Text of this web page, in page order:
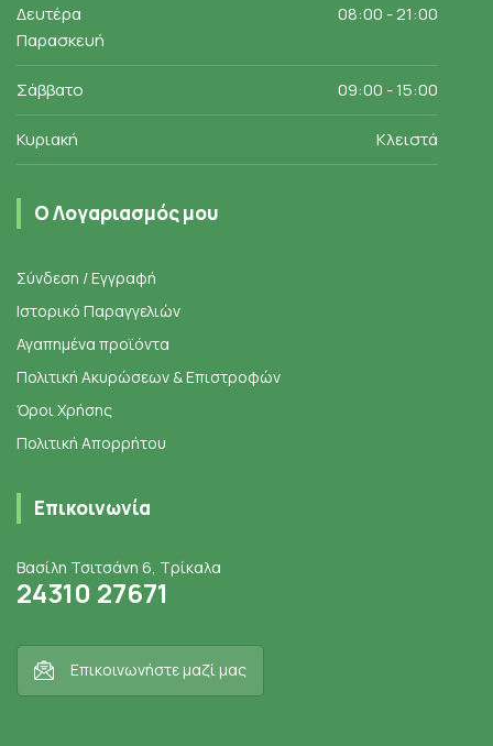
Δευτέρα
Παρασκευή
08:00 - 21:00
Σάββατο 09:00 - 15:00
Κυριακή Κλειστά
Ο Λογαριασμός μου
Σύνδεση / Εγγραφή
Ιστορικό Παραγγελιών
Αγαπημένα προϊόντα
Πολιτική Ακυρώσεων & Επιστροφών
Όροι Χρήσης
Πολιτική Απορρήτου
Επικοινωνία
Βασίλη Τσιτσάνη 6, Τρίκαλα
24310 27671
Επικοινωνήστε μαζί μας